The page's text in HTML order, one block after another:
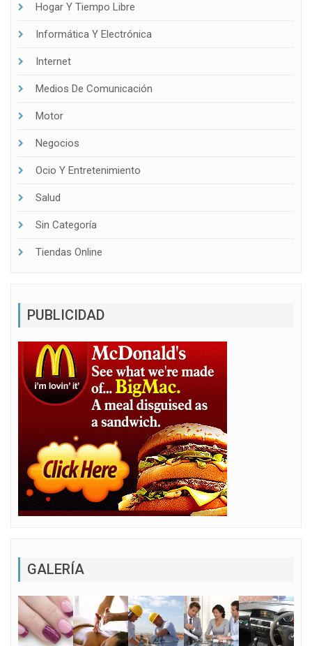
Hogar Y Tiempo Libre
Informática Y Electrónica
Internet
Medios De Comunicación
Motor
Negocios
Ocio Y Entretenimiento
Salud
Sin Categoría
Tiendas Online
PUBLICIDAD
GALERÍA